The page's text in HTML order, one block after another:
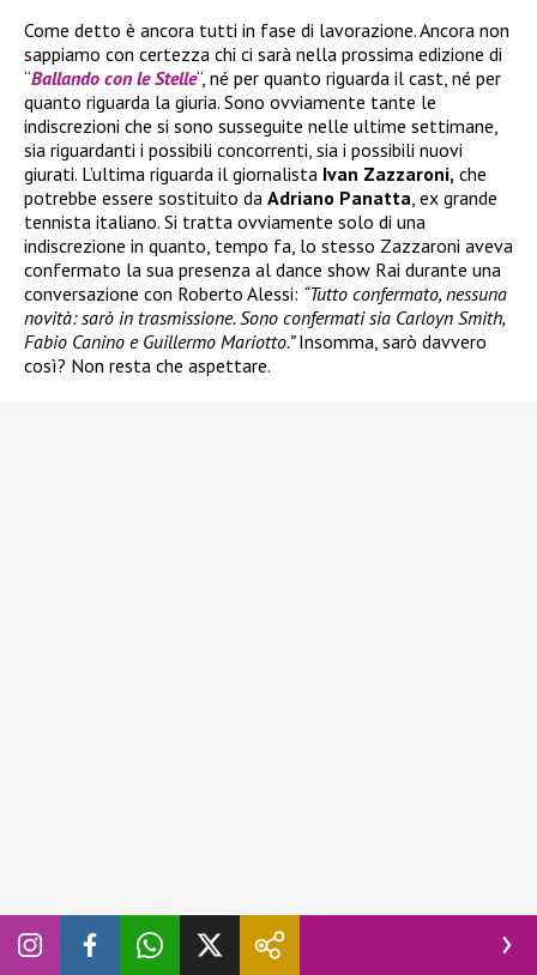
Come detto è ancora tutti in fase di lavorazione. Ancora non
sappiamo con certezza chi ci sarà nella prossima edizione di
“Ballando con le Stelle“, né per quanto riguarda il cast, né per
quanto riguarda la giuria. Sono ovviamente tante le
indiscrezioni che si sono susseguite nelle ultime settimane,
sia riguardanti i possibili concorrenti, sia i possibili nuovi
giurati. L’ultima riguarda il giornalista Ivan Zazzaroni, che
potrebbe essere sostituito da Adriano Panatta , ex grande
tennista italiano. Si tratta ovviamente solo di una
indiscrezione in quanto, tempo fa, lo stesso Zazzaroni aveva
confermato la sua presenza al dance show Rai durante una
conversazione con Roberto Alessi: “Tutto confermato, nessuna
novità: sarò in trasmissione. Sono confermati sia Carloyn Smith,
Fabio Canino e Guillermo Mariotto.”Insomma, sarò davvero
così? Non resta che aspettare.